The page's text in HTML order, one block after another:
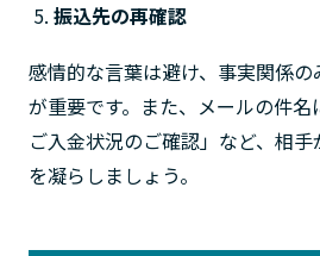
振込先の再確認
感情的な言葉は避け、事実関係
が重要です。また、メールの件名
ご入金状況のご確認」など、相
を凝らしましょう。